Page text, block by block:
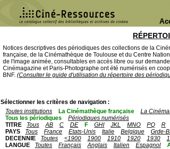
Notices descriptives des périodiques des collections de la
française, de la Cinémathèque de Toulouse et du Centre
de l'image animée, consultables en accès libre ou sur
Cinémagazine et Paris-Photographe ont été numérisés en
BNF. (Consulter le guide d'utilisation du répertoire des
Sélectionner les critères de navigation :
Toutes institutions
La Cinémathèque française La
Tous les périodiques
Périodiques numérisés
TITRE
Tous AB C DE F GHI JKL MNO PQ R
PAYS
Tous France Etats-Unis Italie Belgique Grde-
DECENNIE
Toutes <1900 1900 1910 1920 1930
LANGUE
Toutes Français Anglais Italien Espagnol